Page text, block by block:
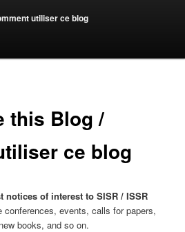
utiliser ce blog
this Blog /
ce blog
notices of interest to SISR / ISSR
conferences, events, calls for papers,
books, and so on.